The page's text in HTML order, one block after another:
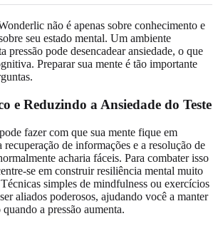
não é apenas sobre conhecimento e
seu estado mental. Um ambiente
pressão pode desencadear ansiedade, o que
Preparar sua mente é tão importante
e Reduzindo a Ansiedade do Teste
fazer com que sua mente fique em
de informações e a resolução de
acharia fáceis. Para combater isso
se em construir resiliência mental muito
simples de mindfulness ou exercícios
aliados poderosos, ajudando você a manter
a pressão aumenta.